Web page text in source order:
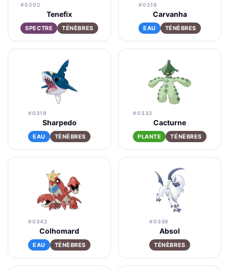
#0302
Tenefix
SPECTRE TÉNÈBRES
#0318
Carvanha
EAU TÉNÈBRES
#0319
Sharpedo
EAU TÉNÈBRES
#0332
Cacturne
PLANTE TÉNÈBRES
#0342
Colhomard
EAU TÉNÈBRES
#0359
Absol
TÉNÈBRES